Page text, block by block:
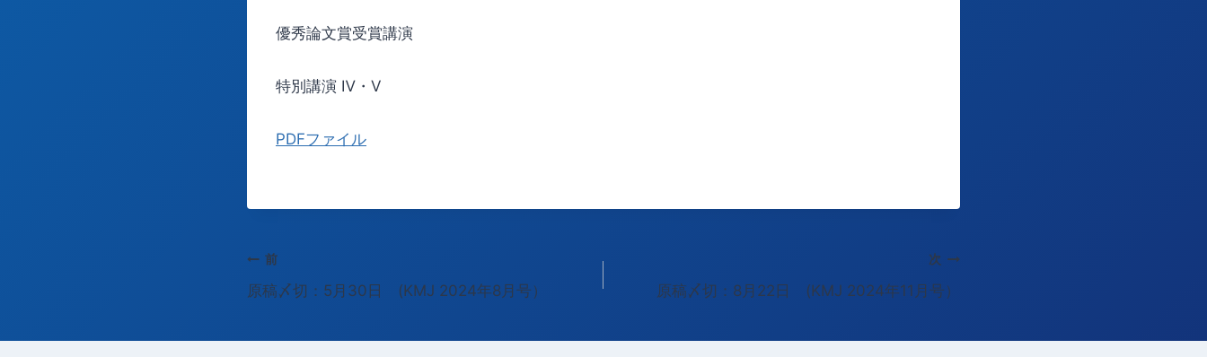
優秀論文賞受賞講演
特別講演 Ⅳ・Ⅴ
PDFファイル
投
稿
ナ
前
原稿〆切：5月30日 (KMJ 2024年8月号）
次
原稿〆切：8月22日 (KMJ 2024年11月号）